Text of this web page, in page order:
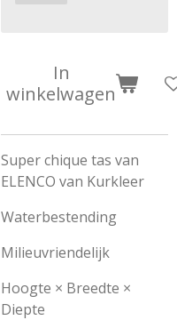
In
winkelwagen
Super chique tas van
ELENCO van Kurkleer
Waterbestending
Milieuvriendelijk
Hoogte × Breedte ×
Diepte